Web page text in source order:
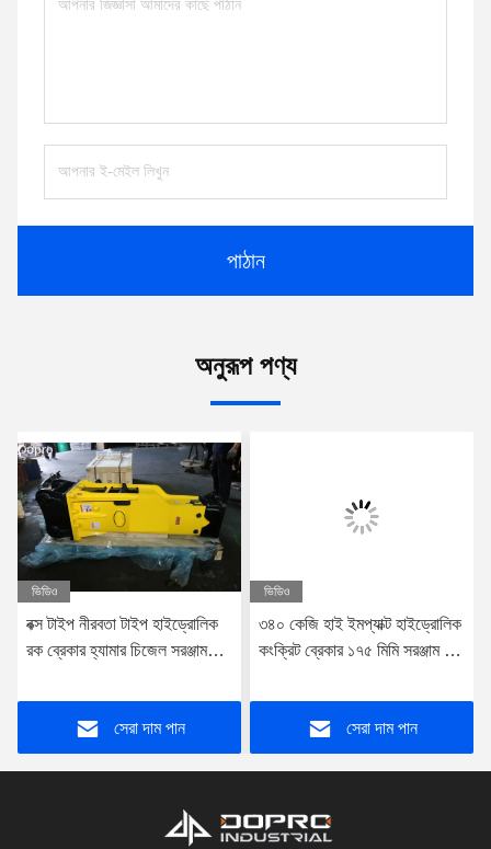
পাঠান
অনুরূপ পণ্য
ভিডিও
বক্স টাইপ নীরবতা টাইপ হাইড্রোলিক
রক ব্রেকার হ্যামার চিজেল সরঞ্জাম
সেরা দাম পান
ভিডিও
৩৪০ কেজি হাই ইমপ্যাক্ট হাইড্রোলিক
কংক্রিট ব্রেকার ১৭৫ মিমি সরঞ্জাম চূর্ণ
সেরা দাম পান